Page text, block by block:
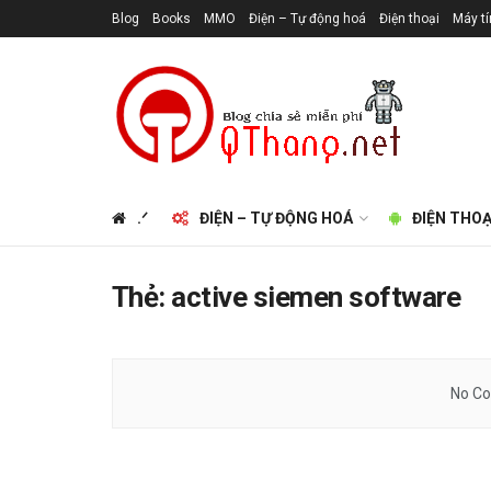
Blog Books MMO Điện – Tự động hoá Điện thoại Máy
.ᐟ ĐIỆN – TỰ ĐỘNG HOÁ ĐIỆN
Thẻ: active siemen software
No